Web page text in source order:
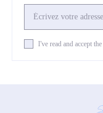
I've read and accept the